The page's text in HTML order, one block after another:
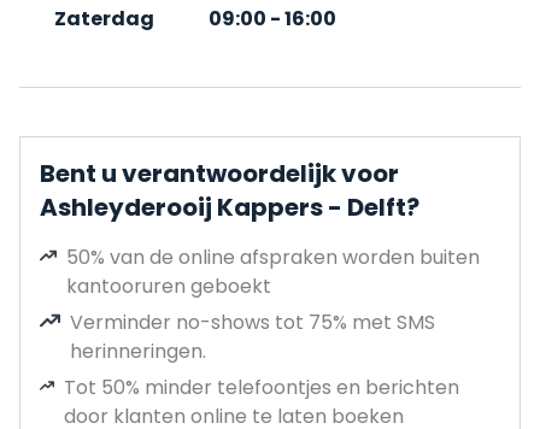
Zaterdag
09:00 -16:00
Bent u verantwoordelijk voor
Ashleyderooij Kappers - Delft?
50% van de online afspraken worden buiten
kantooruren geboekt
Verminder no-shows tot 75% met SMS
herinneringen.
Tot 50% minder telefoontjes en berichten
door klanten online te laten boeken